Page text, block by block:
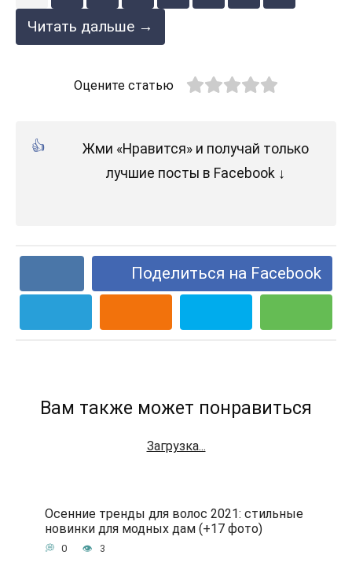
Читать дальше →
Оцените статью
Жми «Нравится» и получай только
лучшие посты в Facebook ↓
Поделиться на Facebook
Вам также может понравиться
Загрузка...
Осенние тренды для волос 2021: стильные
новинки для модных дам (+17 фото)
0 3